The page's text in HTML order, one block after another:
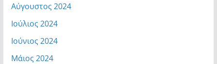
Αύγουστος 2024
Ιούλιος 2024
Ιούνιος 2024
Μάιος 2024